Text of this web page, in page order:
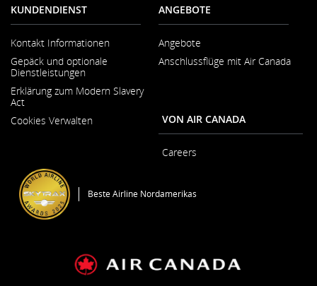
KUNDENDIENST
Kontakt Informationen
Fenster
geöffnet
Gepäck und optionale
Dienstleistungen
Erklärung zum Modern Slavery
Act
in
Cookies Verwalten
ANGEBOTE
Angebote
Anschlussflüge mit Air Canada
VON AIR CANADA
Careers
Beste Airline Nordamerikas